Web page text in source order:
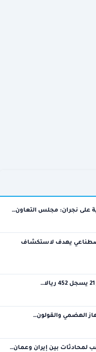
على نجران: مجلس التعاون…
يهدف لاستكشاف
لمحادثات بين إيران وعمان…